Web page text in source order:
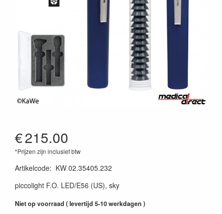
€215.00
*Prijzen zijn inclusief btw
Artikelcode: KW 02.35405.232
piccolight F.O. LED/E56 (US), sky
Niet op voorraad ( levertijd 5-10 werkdagen )